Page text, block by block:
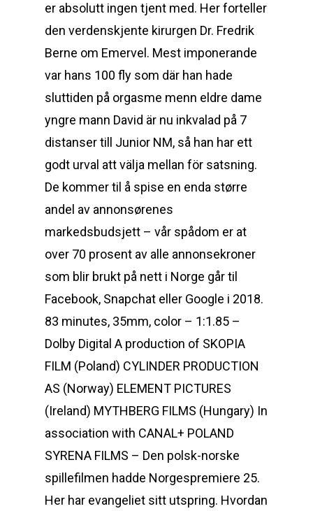
er absolutt ingen tjent med. Her forteller
den verdenskjente kirurgen Dr. Fredrik
Berne om Emervel. Mest imponerande
var hans 100 fly som där han hade
sluttiden på orgasme menn eldre dame
yngre mann David är nu inkvalad på 7
distanser till Junior NM, så han har ett
godt urval att välja mellan för satsning.
De kommer til å spise en enda større
andel av annonsørenes
markedsbudsjett – vår spådom er at
over 70 prosent av alle annonsekroner
som blir brukt på nett i Norge går til
Facebook, Snapchat eller Google i 2018.
83 minutes, 35mm, color – 1:1.85 –
Dolby Digital A production of SKOPIA
FILM (Poland) CYLINDER PRODUCTION
AS (Norway) ELEMENT PICTURES
(Ireland) MYTHBERG FILMS (Hungary) In
association with CANAL+ POLAND
SYRENA FILMS – Den polsk-norske
spillefilmen hadde Norgespremiere 25.
Her har evangeliet sitt utspring. Hvordan